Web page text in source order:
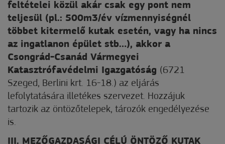
feltételei közül akár csak egy pont nem
teljesül (pl.: 500m3/év vízmennyiségnél
többet kitermelő kutak esetén, vagy ha nincs
az ingatlanon épület stb…), akkor a
Csongrád-Csanád Vármegyei
Katasztrófavédelmi Igazgatóság (6721
Szeged, Berlini krt. 16-18.) az eljárás
lefolytatására illetékes szervezet. Hozzájuk
tartozik az öntözőtelepek, tározók engedélyezése
is.
III. MEZŐGAZDASÁGI CÉLÚ ÖNTÖZŐ KUTAK